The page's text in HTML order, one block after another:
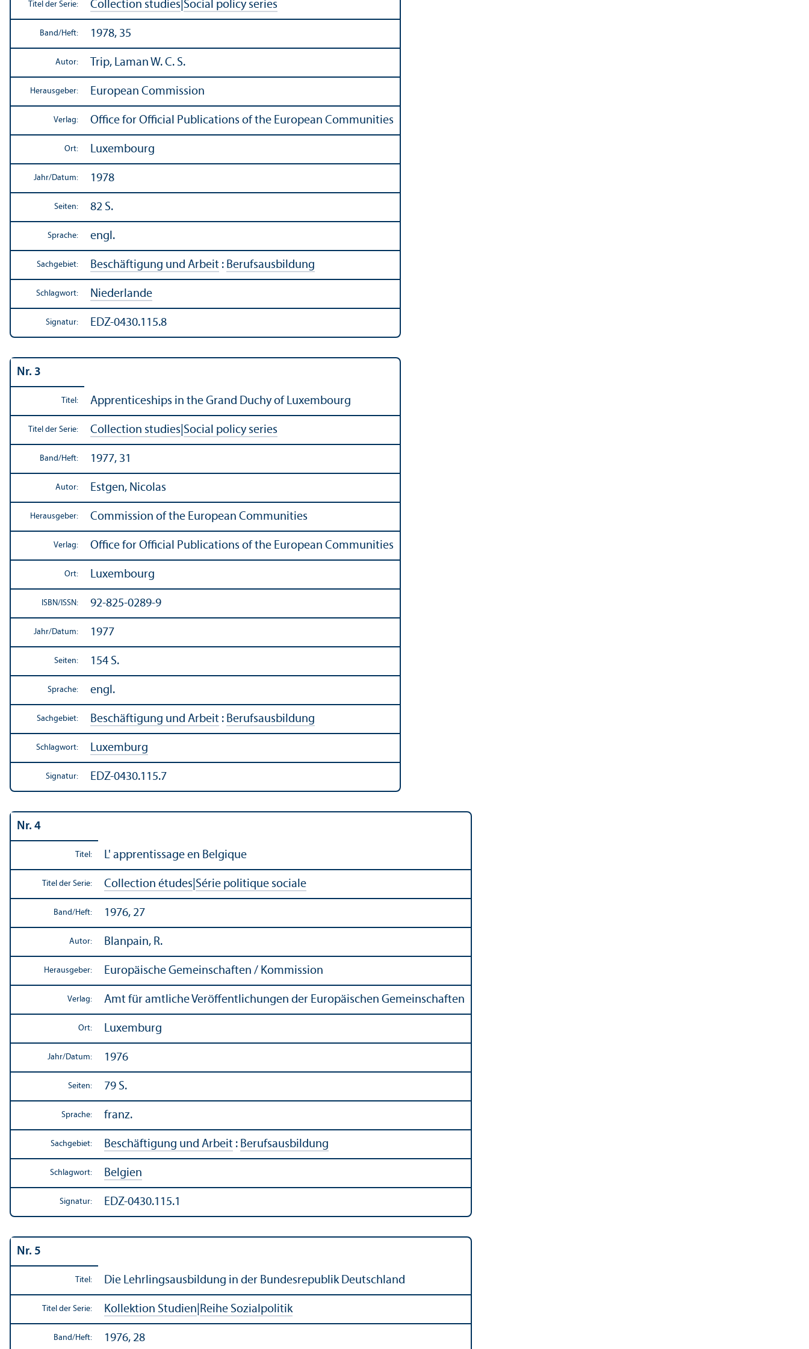
Titel der Serie: Collection studies Social policy series
Band/Heft: 1978, 35
Autor: Trip, Laman W. C. S.
Herausgeber: European Commission
Verlag: Office for Official Publications of the European Communities
Ort: Luxembourg
Jahr/Datum: 1978
Seiten: 82 S.
Sprache: engl.
Sachgebiet: Beschäftigung und Arbeit : Berufsausbildung
Schlagwort: Niederlande
Signatur: EDZ-0430.115.8
Nr. 3
Titel: Apprentice­ships in the Grand Duchy of Luxembourg
Titel der Serie: Collection studies Social policy series
Band/Heft: 1977, 31
Autor: Estgen, Nicolas
Herausgeber: Commission of the European Communities
Verlag: Office for Official Publications of the European Communities
Ort: Luxembourg
ISBN/ ISSN: 92-825-0289-9
Jahr/Datum: 1977
Seiten: 154 S.
Sprache: engl.
Sachgebiet: Beschäftigung und Arbeit : Berufsausbildung
Schlagwort: Luxemburg
Signatur: EDZ-0430.115.7
Nr. 4
Titel: L' apprentissage en Belgique
Titel der Serie: Collection études Série politique sociale
Band/Heft: 1976, 27
Autor: Blanpain, R.
Herausgeber: Europäische Gemeinschaften / Kommission
Verlag: Amt für amtliche Veröffentlichungen der Europäischen Gemeinschaften
Ort: Luxemburg
Jahr/Datum: 1976
Seiten: 79 S.
Sprache: franz.
Sachgebiet: Beschäftigung und Arbeit : Berufsausbildung
Schlagwort: Belgien
Signatur: EDZ-0430.115.1
Nr. 5
Titel: Die Lehr­lingsausbildung in der Bundes­republik Deutschland
Titel der Serie: Kollektion Studien Reihe Sozialpolitik
Band/Heft: 1976, 28